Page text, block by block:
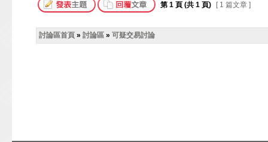
第 1 頁 (共 1 頁) [ 1 篇文章 ]
討論區首頁 » 討論區 » 可疑交易討論